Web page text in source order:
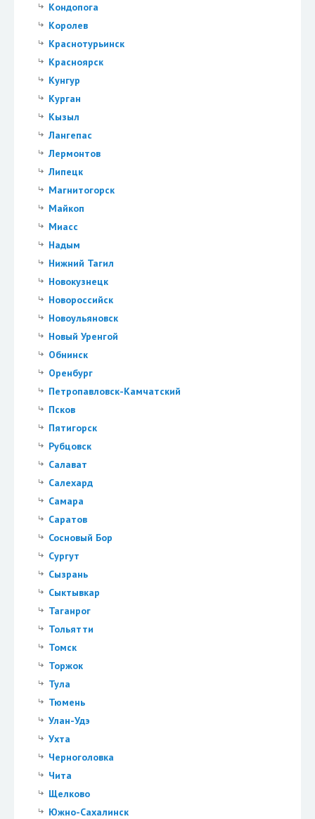
Кондопога
Королев
Краснотурьинск
Красноярск
Кунгур
Курган
Кызыл
Лангепас
Лермонтов
Липецк
Магнитогорск
Майкоп
Миасс
Надым
Нижний Тагил
Новокузнецк
Новороссийск
Новоульяновск
Новый Уренгой
Обнинск
Оренбург
Петропавловск-Камчатский
Псков
Пятигорск
Рубцовск
Салават
Салехард
Самара
Саратов
Сосновый Бор
Сургут
Сызрань
Сыктывкар
Таганрог
Тольятти
Томск
Торжок
Тула
Тюмень
Улан-Удэ
Ухта
Черноголовка
Чита
Щелково
Южно-Сахалинск